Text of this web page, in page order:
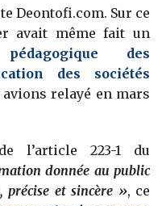
Deontofi.com. Sur ce
avait même fait un
des
des sociétés
avions relayé en mars
l’article 223-1 du
donnée au public
précise et sincère », ce